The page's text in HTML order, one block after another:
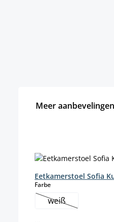
Meer aanbevelingen
Eetkamerstoel Sofia
Farbeselect
weiß(Deze optie is